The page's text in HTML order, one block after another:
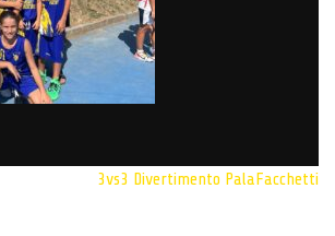
3vs3 Divertimento PalaFacchetti